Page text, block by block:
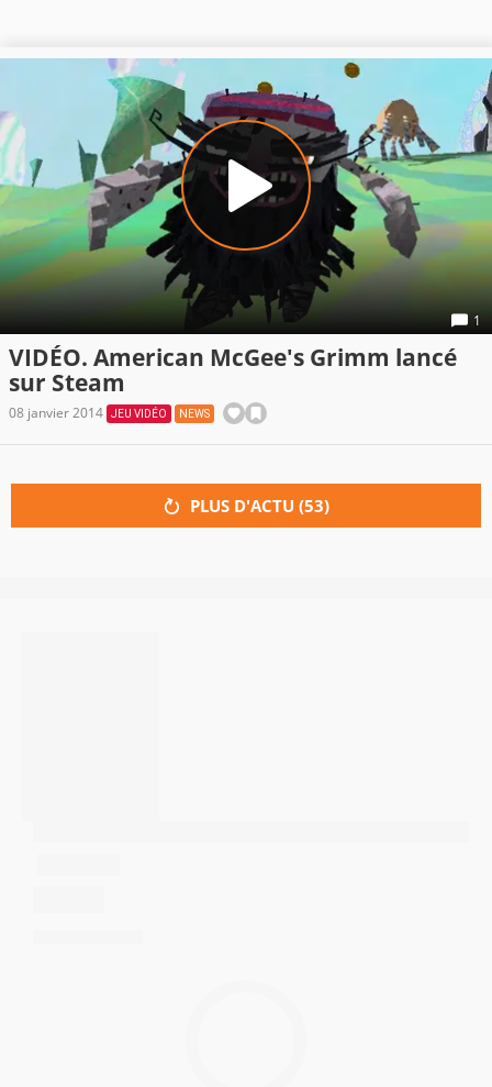
1
VIDÉO. American McGee's Grimm lancé
sur Steam
08 janvier 2014 JEU VIDÉO NEWS
PLUS D'ACTU (53)